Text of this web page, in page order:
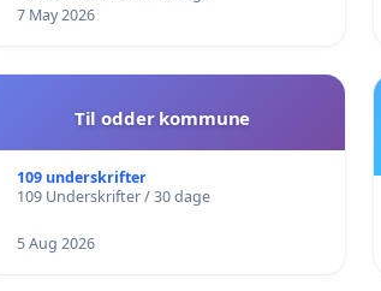
7 May 2026
Til odder kommune
109 underskrifter
109 Underskrifter / 30 dage
5 Aug 2026